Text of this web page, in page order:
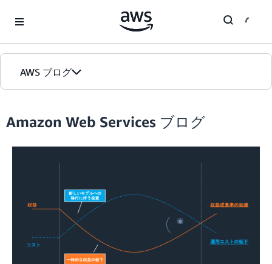
AWS ブログ
エディション
Amazon Web Services ブログ